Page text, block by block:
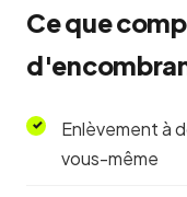
Ce que
Enlèvement à
vous-même